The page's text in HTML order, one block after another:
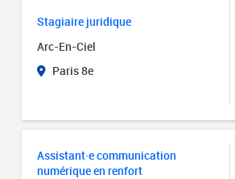
Stagiaire juridique
Arc-En-Ciel
Paris 8e
Assistant·e communication
numérique en renfort